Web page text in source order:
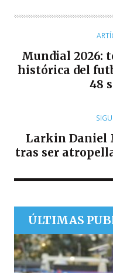
O
Mundial 2026:
histórica del
48
Larkin Daniel
tras ser
ÚLTIMAS